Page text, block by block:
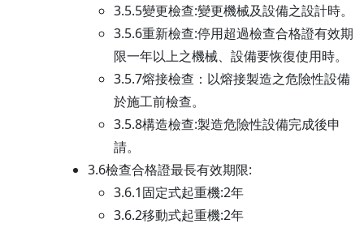
3.5.5變更檢查:變更機械及設備之設計時。
3.5.6重新檢查:停用超過檢查合格證有效期
限一年以上之機械、設備要恢復使用時。
3.5.7熔接檢查：以熔接製造之危險性設備
於施工前檢查。
3.5.8構造檢查:製造危險性設備完成後申
請。
3.6檢查合格證最長有效期限:
3.6.1固定式起重機:2年
3.6.2移動式起重機:2年